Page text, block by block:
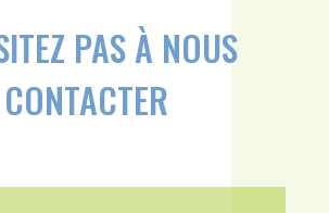
PAS À NOUS
CONTACTER